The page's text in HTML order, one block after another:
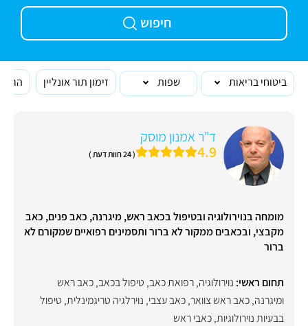
חיפוש
ביטוחי בריאות שפות זימון תור אונליין
ד"ר אמנון מוסק
4.9 ( 24 חוות דעת )
מומחה בנוירולוגיה ובטיפול בכאב ראש, מיגרנה, כאב פנים, כאב
מקבצי, ובכאבים ממקור לא ברור ותסמינים רפואיים שמקורם לא
ברור
תחום ראשי: נוירולוגיה,רפואת כאב, טיפול בכאב,כאב ראש
ומיגרנה,כאב ראש צוואר,כאב עצבי, נוירלגיה טריגמינלית, טיפול
בבעיות נוירולוגיות,כאבי ראש